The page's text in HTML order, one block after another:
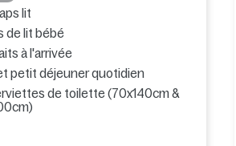
lit
de lit bébé
à l'arrivée
petit déjeuner quotidien
de toilette (70x140cm &